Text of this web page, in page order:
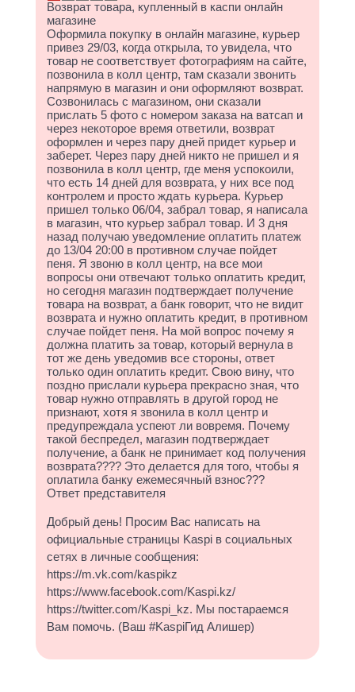
Возврат товара, купленный в каспи онлайн
магазине
Оформила покупку в онлайн магазине, курьер
привез 29/03, когда открыла, то увидела, что
товар не соответствует фотографиям на сайте,
позвонила в колл центр, там сказали звонить
напрямую в магазин и они оформляют возврат.
Созвонилась с магазином, они сказали
прислать 5 фото с номером заказа на ватсап и
через некоторое время ответили, возврат
оформлен и через пару дней придет курьер и
заберет. Через пару дней никто не пришел и я
позвонила в колл центр, где меня успокоили,
что есть 14 дней для возврата, у них все под
контролем и просто ждать курьера. Курьер
пришел только 06/04, забрал товар, я написала
в магазин, что курьер забрал товар. И 3 дня
назад получаю уведомление оплатить платеж
до 13/04 20:00 в противном случае пойдет
пеня. Я звоню в колл центр, на все мои
вопросы они отвечают только оплатить кредит,
но сегодня магазин подтверждает получение
товара на возврат, а банк говорит, что не видит
возврата и нужно оплатить кредит, в противном
случае пойдет пеня. На мой вопрос почему я
должна платить за товар, который вернула в
тот же день уведомив все стороны, ответ
только один оплатить кредит. Свою вину, что
поздно прислали курьера прекрасно зная, что
товар нужно отправлять в другой город не
признают, хотя я звонила в колл центр и
предупреждала успеют ли вовремя. Почему
такой беспредел, магазин подтверждает
получение, а банк не принимает код получения
возврата???? Это делается для того, чтобы я
оплатила банку ежемесячный взнос???
Ответ представителя
Добрый день! Просим Вас написать на
официальные страницы Kaspi в социальных
сетях в личные сообщения:
https://m.vk.com/kaspikz
https://www.facebook.com/Kaspi.kz/
https://twitter.com/Kaspi_kz. Мы постараемся
Вам помочь. (Ваш #KaspiГид Алишер)